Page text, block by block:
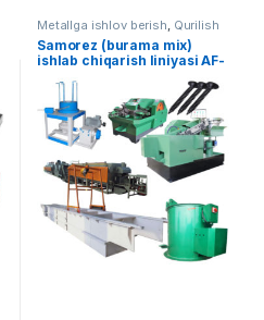
Metallga ishlov berish, Qurilish
uskunalari ,Tayyor liniyalar
Samorez (burama mix)
ishlab chiqarish liniyasi AF-